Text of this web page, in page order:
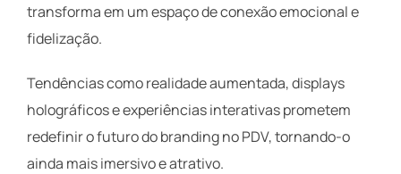
transforma em um espaço de conexão emocional e
fidelização.
Tendências como realidade aumentada, displays
holográficos e experiências interativas prometem
redefinir o futuro do branding no PDV, tornando-o
ainda mais imersivo e atrativo.